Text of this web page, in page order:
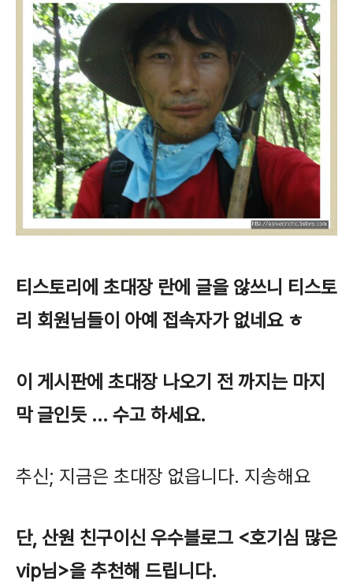
티스토리에 초대장 란에 글을 않쓰니 티스토
리 회원님들이 아예 접속자가 없네요 ㅎ
이 게시판에 초대장 나오기 전 까지는 마지
막 글인듯 ... 수고 하세요.
추신; 지금은 초대장 없읍니다. 지송해요
단, 산원 친구이신 우수블로그 <호기심 많은
vip님>을 추천해 드립니다.